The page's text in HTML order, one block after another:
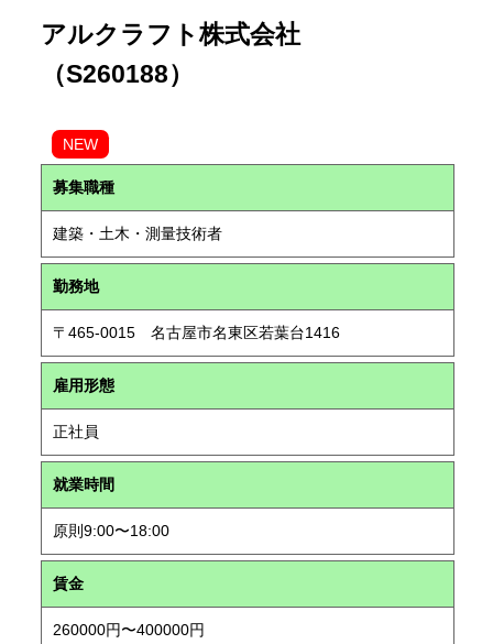
アルクラフト株式会社
（S260188）
NEW
募集職種
建築・土木・測量技術者
勤務地
〒465-0015 名古屋市名東区若葉台1416
雇用形態
正社員
就業時間
原則9:00〜18:00
賃金
260000円〜400000円